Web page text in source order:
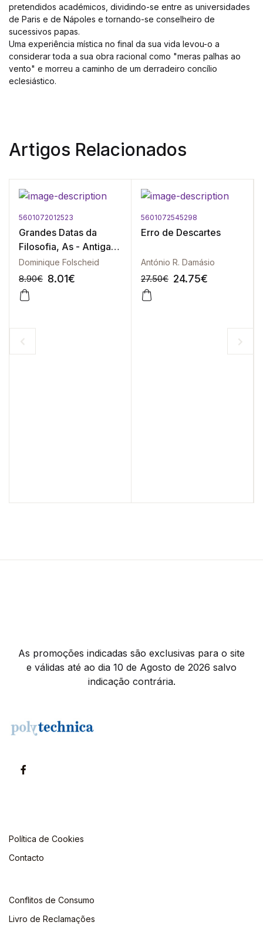
pretendidos académicos, dividindo-se entre as universidades
de Paris e de Nápoles e tornando-se conselheiro de
sucessivos papas.
Uma experiência mística no final da sua vida levou-o a
considerar toda a sua obra racional como "meras palhas ao
vento" e morreu a caminho de um derradeiro concílio
eclesiástico.
Artigos Relacionados
5601072012523
Grandes Datas da
Filosofia, As - Antiga e
Medieval
Dominique Folscheid
8.90€ 8.01€
-10%
5601072545298
Erro de Descartes
António R. Damásio
27.50€ 24.75€
As promoções indicadas são exclusivas para o site
e válidas até ao dia 10 de Agosto de 2026 salvo
indicação contrária.
Política de Cookies
Contacto
Conflitos de Consumo
Livro de Reclamações